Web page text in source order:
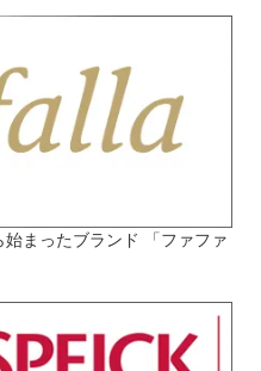
まったブランド 「ファファ